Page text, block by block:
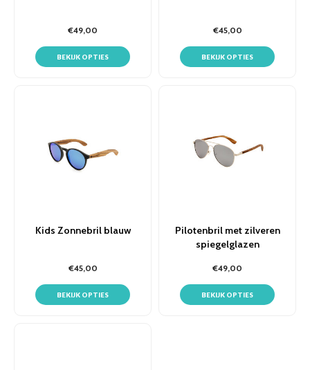
€49,00
BEKIJK OPTIES
€45,00
BEKIJK OPTIES
Kids Zonnebril blauw
€45,00
BEKIJK OPTIES
Pilotenbril met zilveren
spiegelglazen
€49,00
BEKIJK OPTIES